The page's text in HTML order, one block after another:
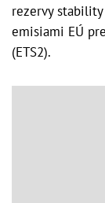
rezervy
emisiami EÚ
(ETS2).